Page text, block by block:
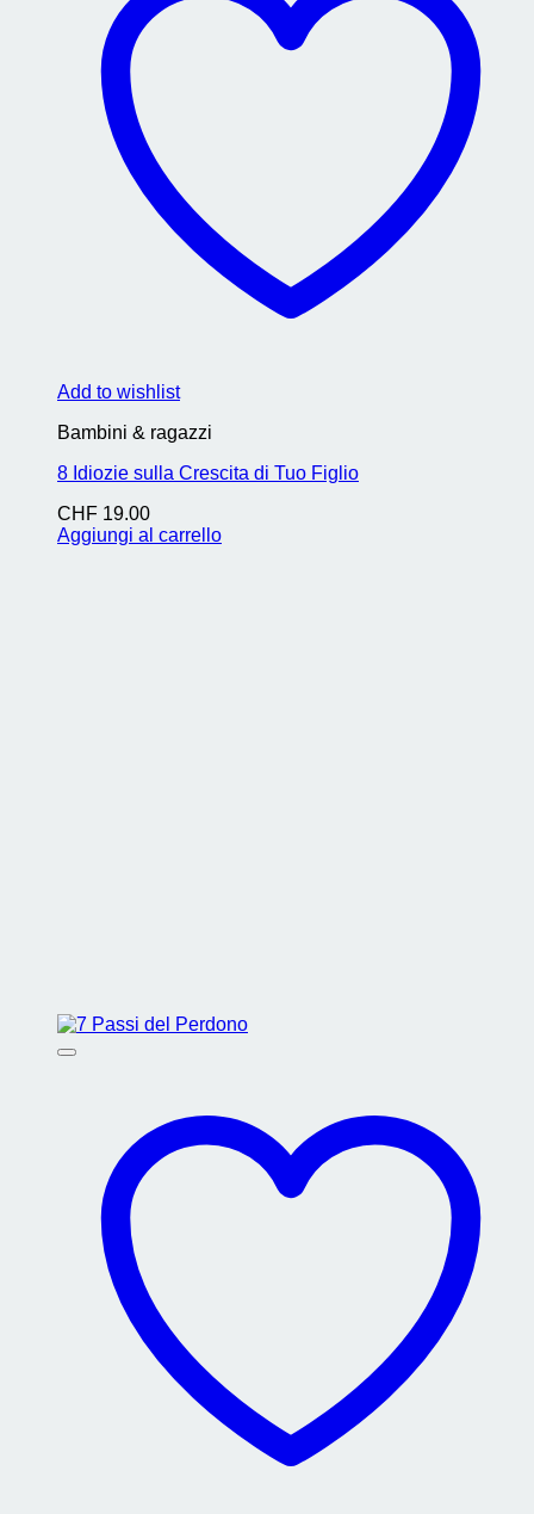
Add to wishlist
Bambini & ragazzi
8 Idiozie sulla Crescita di Tuo Figlio
CHF 19.00
Aggiungi al carrello